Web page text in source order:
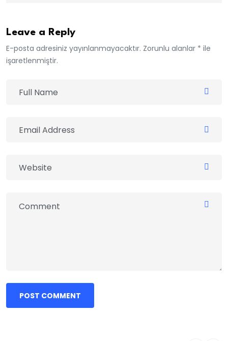
Leave a Reply
E-posta adresiniz yayınlanmayacaktır. Zorunlu alanlar * ile
işaretlenmiştir.
POST COMMENT